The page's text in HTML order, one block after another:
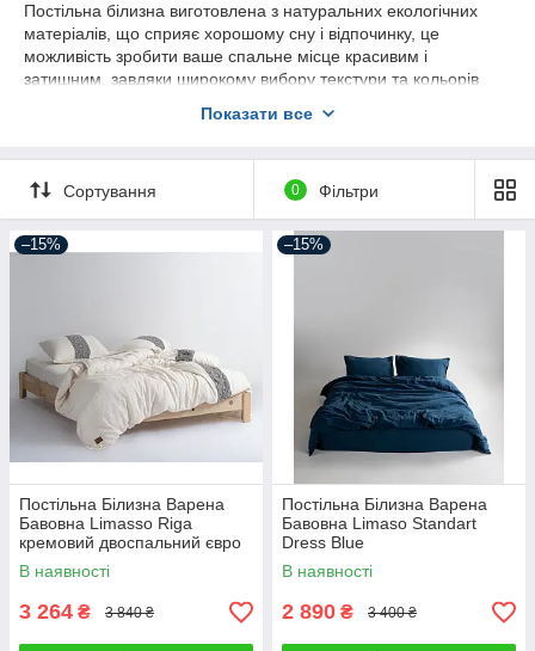
Постільна білизна виготовлена з натуральних екологічних
матеріалів, що сприяє хорошому сну і відпочинку, це
можливість зробити ваше спальне місце красивим і
затишним, завдяки широкому вибору текстури та кольорів
тканину і сам продукт. Наявність постільної білизни це
білизна, це універсальний подарунок до свята.
Показати все
Сортування 0 Фільтри
–15%
Постільна Білизна Варена
Бавовна Limasso Riga
кремовий двоспальний євро
200х220см
В наявності
3 264 ₴ 3 840 ₴
–15%
Постільна Білизна Варена
Бавовна Limaso Standart
Dress Blue
В наявності
2 890 ₴ 3 400 ₴